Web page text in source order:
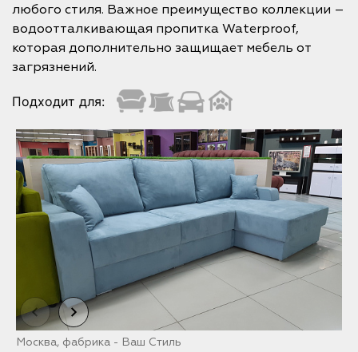
любого стиля. Важное преимущество коллекции –
водоотталкивающая пропитка Waterproof,
которая дополнительно защищает мебель от
загрязнений.
Подходит для:
Москва, фабрика - Ваш Стиль